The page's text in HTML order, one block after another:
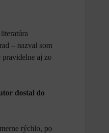
– nazval som
aj zo
dostal do
rýchlo, po